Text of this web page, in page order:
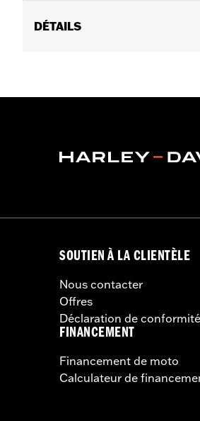
DÉTAILS
'17-'20 XG750A, and '09-'17
Sold In Units:Pair
ensure that the mirrors
SOUTIEN À LA CLIENTÈLE
Nous contacter
Offres
Déclaration de conformité
FINANCEMENT
Financement de moto
Calculateur de